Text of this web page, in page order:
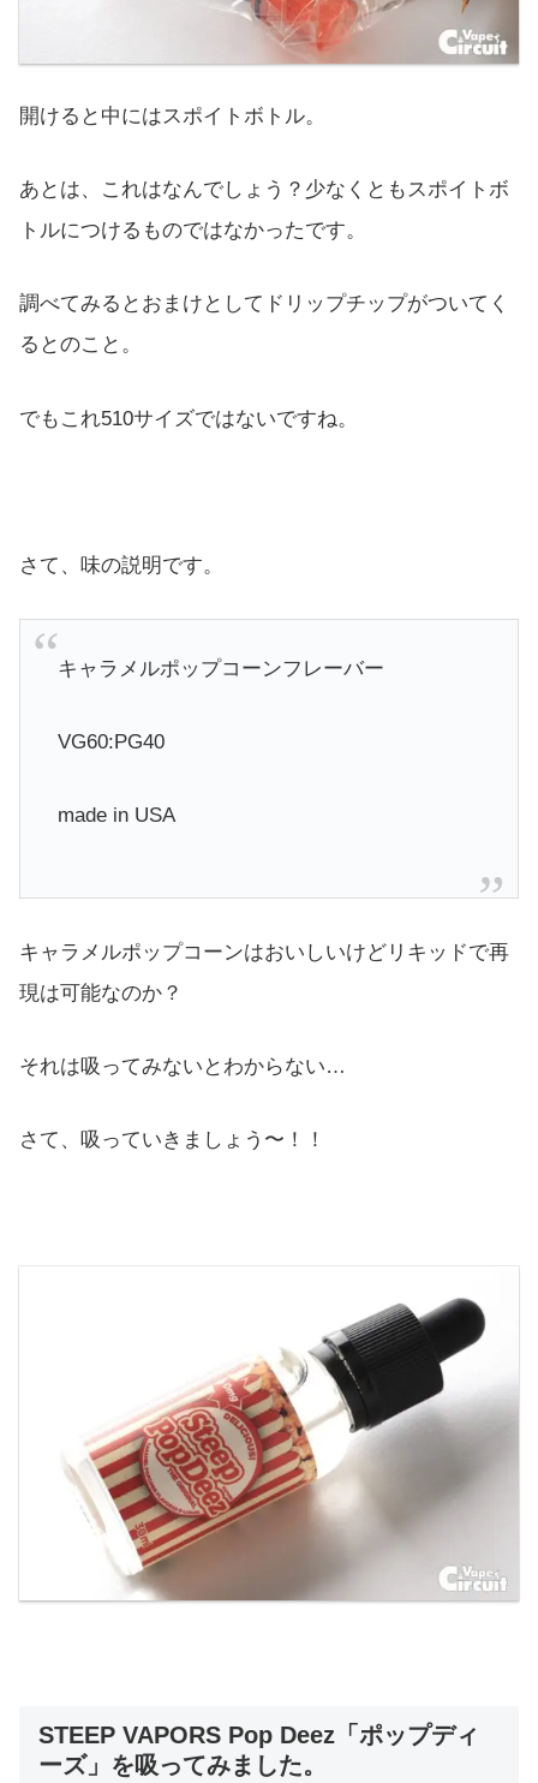
開けると中にはスポイトボトル。
あとは、これはなんでしょう？少なくともスポイトボ
トルにつけるものではなかったです。
調べてみるとおまけとしてドリップチップがついてく
るとのこと。
でもこれ510サイズではないですね。
さて、味の説明です。
キャラメルポップコーンフレーバー
VG60:PG40
made in USA
キャラメルポップコーンはおいしいけどリキッドで再
現は可能なのか？
それは吸ってみないとわからない…
さて、吸っていきましょう〜！！
STEEP VAPORS Pop Deez「ポップディ
ーズ」を吸ってみました。